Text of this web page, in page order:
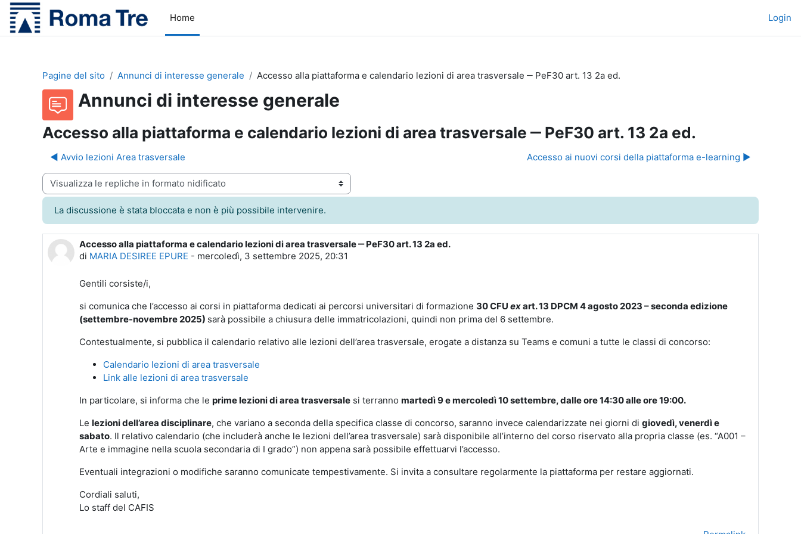
Vai al contenuto principale
Home
Login
Pagine del sito Annunci di interesse generale Accesso alla piattaforma e calendario lezioni di area trasversale ‒ PeF30 art. 13 2a ed.
Annunci di interesse generale
Accesso alla piattaforma e calendario lezioni di area trasversale ‒ PeF30 art. 13 2a ed.
◀︎ Avvio lezioni Area trasversale Accesso ai nuovi corsi della piattaforma e-learning ▶︎
visualizzazione
La discussione è stata bloccata e non è più possibile intervenire.
Accesso alla piattaforma e calendario lezioni di area trasversale ‒ PeF30 art. 13 2a ed.
di MARIA DESIREE EPURE - mercoledì, 3 settembre 2025, 20:31
Numero di risposte: 0
Gentili corsiste/i,
si comunica che l’accesso ai corsi in piattaforma dedicati ai percorsi universitari di formazione 30 CFU exart. 13 DPCM 4 agosto 2023 – seconda edizione
(settembre-novembre 2025) sarà possibile a chiusura delle immatricolazioni, quindi non prima del 6 settembre.
Contestualmente, si pubblica il calendario relativo alle lezioni dell’area trasversale, erogate a distanza su Teams e comuni a tutte le classi di concorso:
Calendario lezioni di area trasversale
Link alle lezioni di area trasversale
In particolare, si informa che le prime lezioni di area trasversale si terranno martedì 9 e mercoledì 10 settembre, dalle ore 14:30 alle ore 19:00.
Le lezioni dell’area disciplinare, che variano a seconda della specifica classe di concorso, saranno invece calendarizzate nei giorni di giovedì, venerdì e
sabato. Il relativo calendario (che includerà anche le lezioni dell’area trasversale) sarà disponibile all’interno del corso riservato alla propria classe (es. “A001 –
Arte e immagine nella scuola secondaria di I grado”) non appena sarà possibile effettuarvi l’accesso.
Eventuali integrazioni o modifiche saranno comunicate tempestivamente. Si invita a consultare regolarmente la piattaforma per restare aggiornati.
Cordiali saluti,
Lo staff del CAFIS